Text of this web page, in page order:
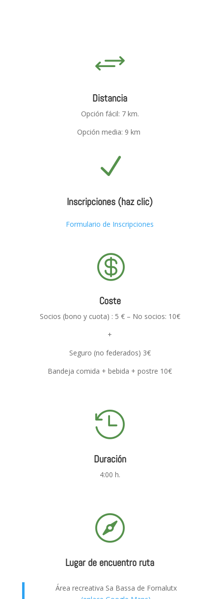
+
Distancia
Opción fácil: 7 km.
Opción media: 9 km
N
Inscripciones (haz clic)
Formulario de Inscripciones

Coste
Socios (bono y cuota) : 5 € – No socios: 10€
+
Seguro (no federados) 3€
Bandeja comida + bebida + postre 10€

Duración
4:00 h.

Lugar de encuentro ruta
Área recreativa Sa Bassa de Fornalutx